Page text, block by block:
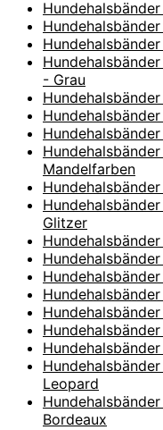
- Grau
Mandelfarben
Glitzer
Leopard
Bordeaux